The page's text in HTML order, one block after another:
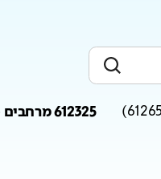
) 612325 מרחבים (ד')